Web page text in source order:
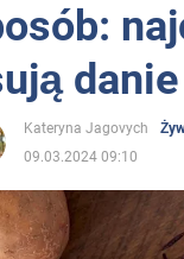
danie
Kateryna Jagovych
09.03.2024 09:10